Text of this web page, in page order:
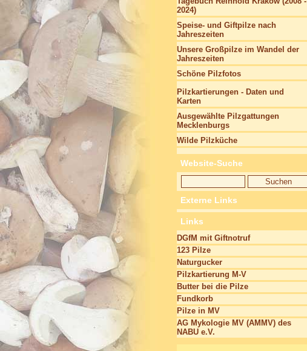
2024)
Speise- und Giftpilze nach
Jahreszeiten
Unsere Großpilze im Wandel der
Jahreszeiten
Schöne Pilzfotos
Pilzkartierungen - Daten und
Karten
Ausgewählte Pilzgattungen
Mecklenburgs
Wilde Pilzküche
Website-Suche
Externe Links
Links
DGfM mit Giftnotruf
123 Pilze
Naturgucker
Pilzkartierung M-V
Butter bei die Pilze
Fundkorb
Pilze in MV
AG Mykologie MV (AMMV) des
NABU e.V.